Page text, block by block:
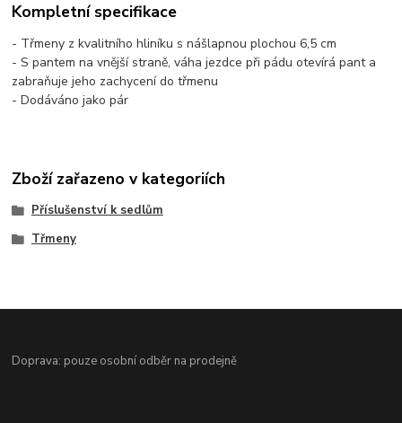
Kompletní specifikace
- Třmeny z kvalitního hliníku s nášlapnou plochou 6,5 cm
- S pantem na vnější straně, váha jezdce při pádu otevírá pant a
zabraňuje jeho zachycení do třmenu
- Dodáváno jako pár
Zboží zařazeno v kategoriích
Příslušenství k sedlům
Třmeny
Doprava: pouze osobní odběr na prodejně